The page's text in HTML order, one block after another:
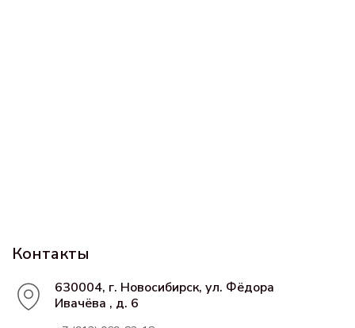
Контакты
630004, г. Новосибирск, ул. Фёдора
Ивачёва , д. 6